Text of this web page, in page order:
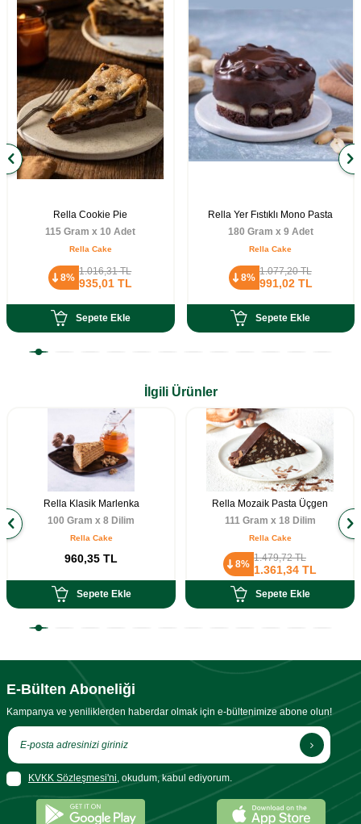
Rella Cookie Pie
115 Gram x 10 Adet
Rella Cake
8%
1.016,31TL
935,01 TL
Sepete Ekle
Rella Yer Fıstıklı Mono Pasta
180 Gram x 9 Adet
Rella Cake
8%
1.077,20TL
991,02TL
Sepete Ekle
İlgili Ürünler
Rella Klasik Marlenka
100 Gram x 8 Dilim
Rella Cake
960,35 TL
Sepete Ekle
Rella Mozaik Pasta Üçgen
111 Gram x 18 Dilim
Rella Cake
8%
1.479,72TL
1.361,34 TL
Sepete Ekle
E-Bülten Aboneliği
Kampanya ve yeniliklerden haberdar olmak için e-bültenimize abone olun!
KVKK Sözleşmesi'ni, okudum, kabul ediyorum.